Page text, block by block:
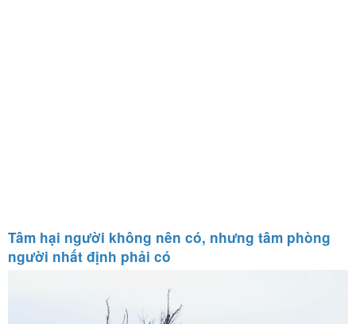
Tâm hại người không nên có, nhưng tâm phòng
người nhất định phải có